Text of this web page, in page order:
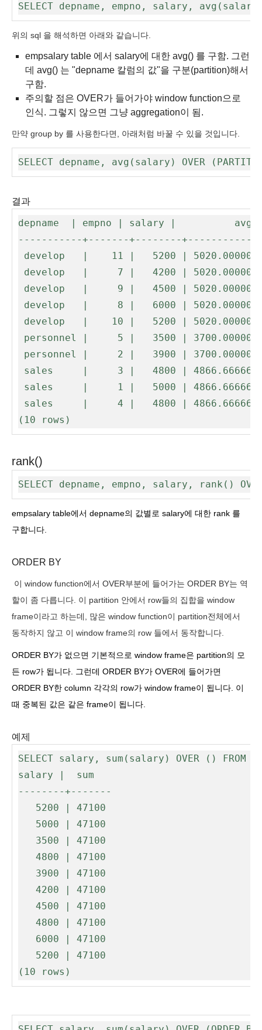
SELECT depname, empno, salary, avg(salary)
위의 sql 을 해석하면 아래와 같습니다.
empsalary table 에서 salary에 대한 avg() 를 구함. 그런
데 avg() 는 "depname 칼럼의 값"을 구분(partition)해서
구함.
주의할 점은 OVER가 들어가야 window function으로
인식. 그렇지 않으면 그냥 aggregation이 됨.
만약 group by 를 사용한다면, 아래처럼 바꿀 수 있을 것입니다.
SELECT depname, avg(salary) OVER
결과
depname  | empno | salary |
-----------+-------+--------
(10 rows)
rank()
SELECT depname, empno, salary, rank()
empsalary table에서 depname의 값별로 salary에 대한 rank 를
구합니다.
ORDER BY
이 window function에서 OVER부분에 들어가는 ORDER BY는 역
할이 좀 다릅니다. 이 partition 안에서 row들의 집합을 window
frame이라고 하는데, 많은 window function이 partition전체에서
동작하지 않고 이 window frame의 row 들에서 동작합니다.
ORDER BY가 없으면 기본적으로 window frame은 partition의 모
든 row가 됩니다. 그런데 ORDER BY가 OVER에 들어가면
ORDER BY한 column 각각의 row가 window frame이 됩니다. 이
때 중복된 값은 같은 frame이 됩니다.
예제
SELECT salary, sum(salary) OVER () FROM
salary |  sum
--------+-------
(10 rows)